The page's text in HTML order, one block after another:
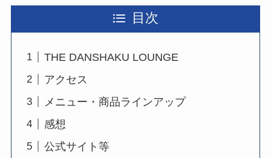
目次
THE DANSHAKU LOUNGE
アクセス
メニュー・商品ラインアップ
感想
公式サイト等